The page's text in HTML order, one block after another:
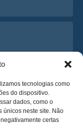
tecnologias como
do dispositivo.
dados, como o
únicos neste site. Não
certas